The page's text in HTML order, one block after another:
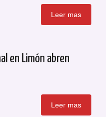
Leer mas
en Limón abren
Leer mas